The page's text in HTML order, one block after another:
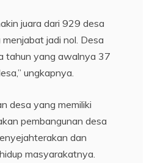
juara dari 929 desa
jadi nol. Desa
tahun yang awalnya 37
ungkapnya.
desa yang memiliki
pembangunan desa
dan
masyarakatnya.